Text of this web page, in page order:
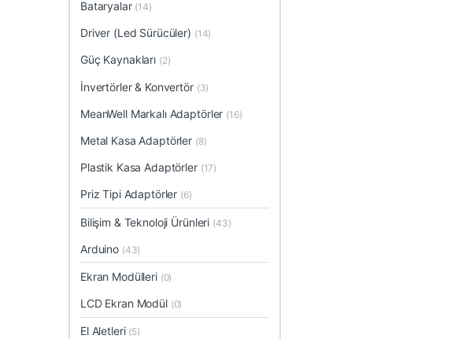
Bataryalar (14)
Driver (Led Sürücüler) (14)
Güç Kaynakları (2)
İnvertörler & Konvertör (3)
MeanWell Markalı Adaptörler (16)
Metal Kasa Adaptörler (8)
Plastik Kasa Adaptörler (17)
Priz Tipi Adaptörler (6)
Bilişim & Teknoloji Ürünleri (43)
Arduino (43)
Ekran Modülleri (0)
LCD Ekran Modül (0)
El Aletleri (5)